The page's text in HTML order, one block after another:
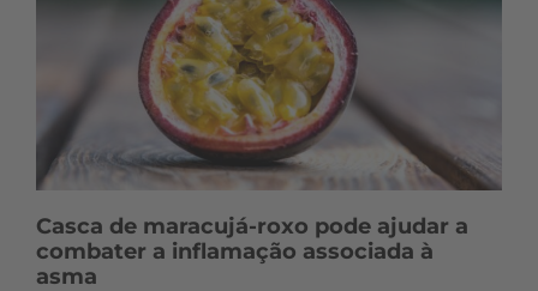
Casca de maracujá-roxo pode ajudar a
combater a inflamação associada à
asma